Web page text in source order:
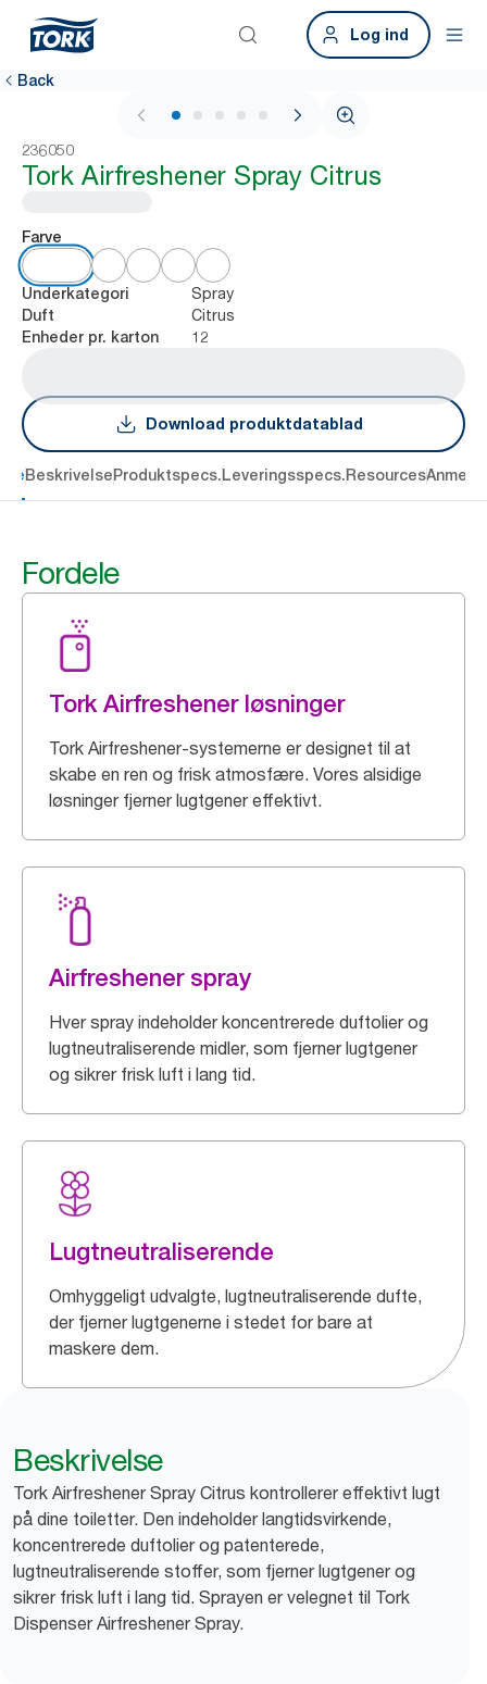
Log ind
Back
1 / 5
236050
Tork Airfreshener Spray Citrus
Farve
Underkategori Spray
Duft Citrus
Enheder pr. karton 12
Download produktdatablad
BeskrivelseProduktspecs.Leveringsspecs.Resources
Fordele
Tork Airfreshener løsninger
Tork Airfreshener-systemerne er designet til at
skabe en ren og frisk atmosfære. Vores alsidige
løsninger fjerner lugtgener effektivt.
Airfreshener spray
Hver spray indeholder koncentrerede duftolier og
lugtneutraliserende midler, som fjerner lugtgener
og sikrer frisk luft i lang tid.
Lugtneutraliserende
Omhyggeligt udvalgte, lugtneutraliserende dufte,
der fjerner lugtgenerne i stedet for bare at
maskere dem.
Beskrivelse
Tork Airfreshener Spray Citrus kontrollerer effektivt lugt
på dine toiletter. Den indeholder langtidsvirkende,
koncentrerede duftolier og patenterede,
lugtneutraliserende stoffer, som fjerner lugtgener og
sikrer frisk luft i lang tid. Sprayen er velegnet til Tork
Dispenser Airfreshener Spray.